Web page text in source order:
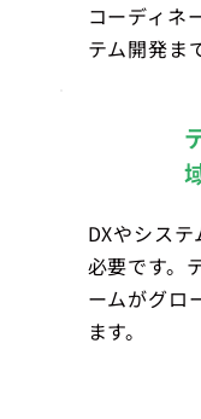
コーディネ
テム開発ま
DXやシス
必要です。
ームがグロ
ます。